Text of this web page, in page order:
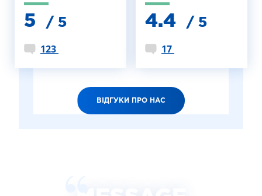
5 / 5
123
4.4 / 5
17
ВІДГУКИ ПРО НАС